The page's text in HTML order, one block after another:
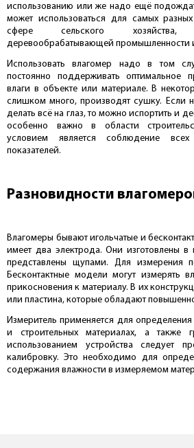
использованию или же надо ещё
может использоваться для самых
сфере сельского хозяйства,
деревообрабатывающей промышленности
Использовать влагомер надо в том
постоянно поддерживать оптимальное
влаги в объекте или материале. В
слишком много, производят сушку. Если
делать всё на глаз, то можно испортить и
особенно важно в области
условием является соблюдение
показателей.
Разновидности
Влагомеры бывают игольчатые и
имеет два электрода. Они изготовлены в
представлены щупами. Для измерения
Бесконтактные модели могут измерять
прикосновения к материалу. В их
или пластина, которые обладают
Измеритель применяется для
и строительных материалах, а также
использованием устройства следует
калибровку. Это необходимо для
содержания влажности в измеряемом